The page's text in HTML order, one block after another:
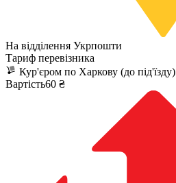
На відділення Укрпошти
Тариф перевізника
Кур'єром по Харкову (до під'їзду)
Вартість60 ₴